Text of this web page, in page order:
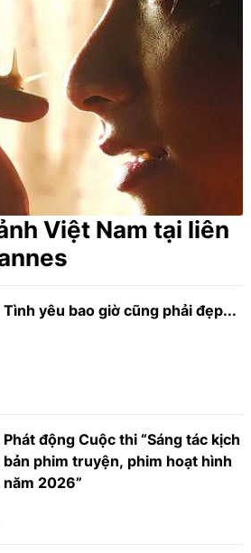
Việt Nam tại liên
Tình yêu bao giờ cũng phải đẹp...
Phát động Cuộc thi “Sáng tác kịch
bản phim truyện, phim hoạt hình
năm 2026”